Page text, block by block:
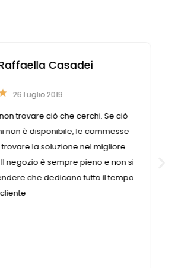
Casadei
26 Luglio 2019
trovare ciò che cerchi. Se ciò
non è disponibile, le commesse
la soluzione nel migliore
negozio è sempre pieno e non si
che dedicano tutto il tempo